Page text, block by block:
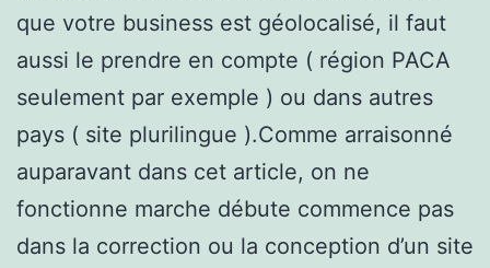
que votre business est géolocalisé, il faut
aussi le prendre en compte ( région PACA
seulement par exemple ) ou dans autres
pays ( site plurilingue ).Comme arraisonné
auparavant dans cet article, on ne
fonctionne marche débute commence pas
dans la correction ou la conception d’un site